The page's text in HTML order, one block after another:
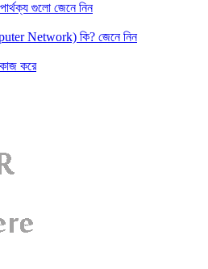
গুলো জেনে নিন
Network) কি? জেনে নিন
করে